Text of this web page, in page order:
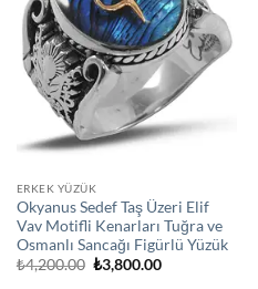
ERKEK YÜZÜK
Okyanus Sedef Taş Üzeri Elif
Vav Motifli Kenarları Tuğra ve
Osmanlı Sancağı Figürlü Yüzük
₺4,200.00 Orijinal
fiyat:
₺3,800.00Şu